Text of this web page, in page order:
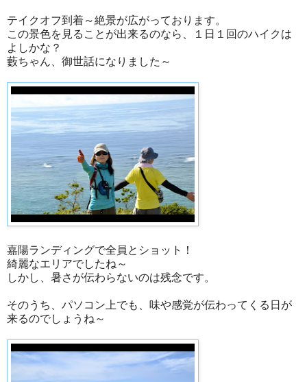
テイクオフ到着～絶景が広がっております。
この景色を見ることが出来るのなら、１日１回のハイクは
よしかな？
藪ちゃん、御世話になりました～
嘉陽ランディングで全員とショット！
綺麗なエリアでしたね～
しかし、暑さが伝わらないのは残念です。
そのうち、パソコン上でも、味や感覚が伝わってくる日が
来るのでしょうね～